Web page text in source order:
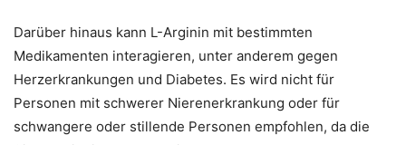
Darüber hinaus kann L-Arginin mit bestimmten
Medikamenten interagieren, unter anderem gegen
Herzerkrankungen und Diabetes. Es wird nicht für
Personen mit schwerer Nierenerkrankung oder für
schwangere oder stillende Personen empfohlen, da die